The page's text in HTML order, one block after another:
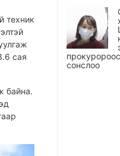
техник
сая
байна.
сонслоо